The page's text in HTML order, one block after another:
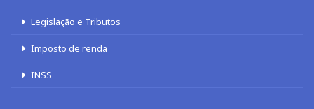
Legislação e Tributos
Imposto de renda
INSS